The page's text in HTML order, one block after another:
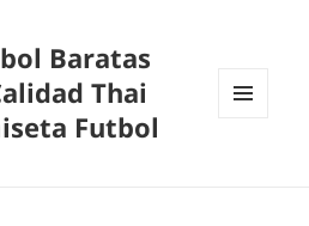
Baratas
Thai
Futbol